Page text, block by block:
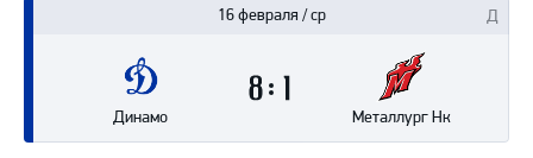
16 февраля / ср
Динамо
8
Металлург Нк